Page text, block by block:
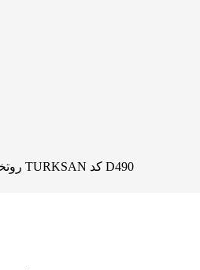
روتختی یک و دونفره لویی ویتون ترکسان TURKSAN کد D490